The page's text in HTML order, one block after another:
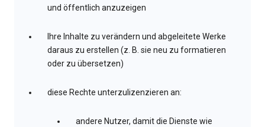
und öffentlich anzuzeigen
Ihre Inhalte zu verändern und abgeleitete Werke
daraus zu erstellen (z. B. sie neu zu formatieren
oder zu übersetzen)
diese Rechte unterzulizenzieren an:
andere Nutzer, damit die Dienste wie